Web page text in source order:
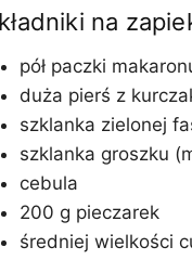
na
pół paczki
duża pierś z
szklanka zielonej
szklanka groszku
cebula
200 g pieczarek
średniej wielkości